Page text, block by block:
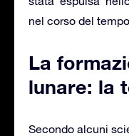
nel corso del
La
lunare: la
Secondo alcuni